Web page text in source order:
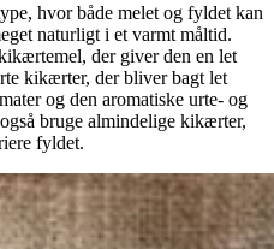
hvor både melet og fyldet kan
naturligt i et varmt måltid.
der giver den en let
kikærter, der bliver bagt let
og den aromatiske urte- og
bruge almindelige kikærter,
fyldet.